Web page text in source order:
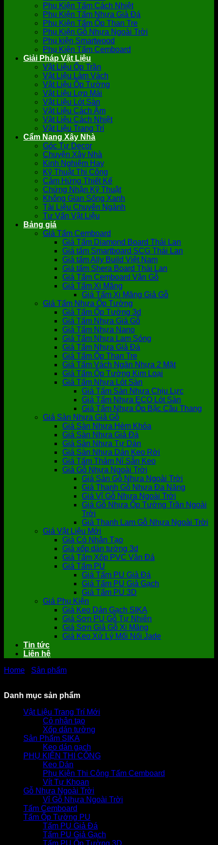
Phụ Kiện Tấm Cách Nhiệt
Phụ Kiện Tấm Nhựa Giả Đá
Phụ Kiện Tấm Ốp Than Tre
Phụ Kiện Gỗ Nhựa Ngoài Trời
Phụ kiện Smartwood
Phụ Kiện Tấm Cemboard
Giải Pháp Vật Liệu
Vật Liệu Ốp Trần
Vật Liệu Làm Vách
Vật Liệu Ốp Tường
Vật Liệu Lợp Mái
Vật Liệu Lót Sàn
Vật Liệu Cách Âm
Vật Liệu Cách Nhiệt
Vật Liệu Trang Trí
Cẩm Nang Xây Nhà
Góc Tự Decor
Chuyện Xây Nhà
Kinh Nghiệm Hay
Kỹ Thuật Thi Công
Cảm Hứng Thiết Kế
Chứng Nhận Kỹ Thuật
Không Gian Sống Xanh
Tài Liệu Chuyên Ngành
Tư Vấn Vật Liệu
Bảng giá
Giá Tấm Cemboard
Giá Tấm Diamond Board Thái Lan
Giá tấm Smartboard SCG Thái Lan
Giá tấm Ally Build Việt Nam
Giá tấm Shera Board Thái Lan
Giá Tấm Cemboard Vân Gỗ
Giá Tấm Xi Măng
Giá Tấm Xi Măng Giả Gỗ
Giá Tấm Nhựa Ốp Tường
Giá Tấm Ốp Tường 3d
Giá Tấm Nhựa Giả Gỗ
Giá Tấm Nhựa Nano
Giá Tấm Nhựa Lam Sóng
Giá Tấm Nhựa Giả Đá
Giá Tấm Ốp Than Tre
Giá Tấm Vách Ngăn Nhựa 2 Mặt
Giá Tấm Ốp Tường Kim Loại
Giá Tấm Nhựa Lót Sàn
Giá Tấm Sàn Nhựa Chịu Lực
Giá Tấm Nhựa ECO Lót Sàn
Giá Tấm Nhựa Ốp Bậc Cầu Thang
Giá Sàn Nhựa Giả Gỗ
Giá Sàn Nhựa Hèm Khóa
Giá Sàn Nhựa Giả Đá
Giá Sàn Nhựa Tự Dán
Giá Sàn Nhựa Dán Keo Rời
Giá Tấm Thảm Nỉ Sẵn Keo
Giá Gỗ Nhựa Ngoài Trời
Giá Sàn Gỗ Nhựa Ngoài Trời
Giá Thanh Gỗ Nhựa Đa Năng
Giá Vỉ Gỗ Nhựa Ngoài Trời
Giá Gỗ Nhựa Ốp Tường Trần Ngoài
Trời
Giá Thanh Lam Gỗ Nhựa Ngoài Trời
Giá Vật Liệu Mới
Giá Cỏ Nhân Tạo
Giá xốp dán tường 3d
Giá Tấm Xốp PVC Vân Đá
Giá Tấm PU
Giá Tấm PU Giả Đá
Giá Tấm PU Giả Gạch
Giá Tấm PU 3D
Giá Phụ Kiện
Giá Keo Dán Gạch SIKA
Giá Sơn PU Gỗ Tự Nhiên
Giá Sơn Giả Gỗ Xi Măng
Giá Keo Xử Lý Mối Nối Jade
Tin tức
Liên hệ
Home
Sản phẩm
Danh mục sản phẩm
Vật Liệu Trang Trí Mới
Cỏ nhân tạo
Xốp dán tường
Sản Phẩm SIKA
Keo dán gạch
PHỤ KIỆN THI CÔNG
Keo Dán
Phụ Kiện Thi Công Tấm Cemboard
Vít Tự Khoan
Gỗ Nhựa Ngoài Trời
Vỉ Gỗ Nhựa Ngoài Trời
Tấm Cemboard
Tấm Ốp Tường PU
Tấm PU Giả Đá
Tấm PU Giả Gạch
Tấm PU Ốp Tường 3D